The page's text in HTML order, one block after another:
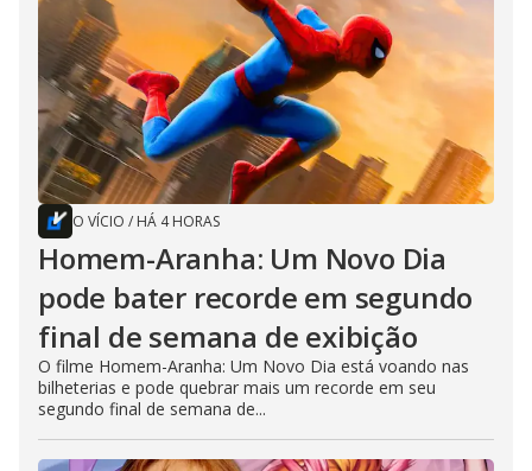
O VÍCIO / HÁ 4 HORAS
Homem-Aranha: Um Novo Dia
pode bater recorde em segundo
final de semana de exibição
O filme Homem-Aranha: Um Novo Dia está voando nas
bilheterias e pode quebrar mais um recorde em seu
segundo final de semana de...